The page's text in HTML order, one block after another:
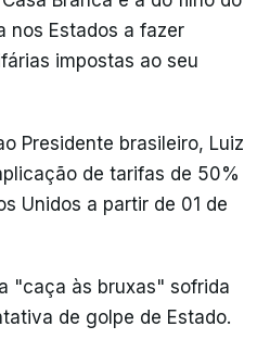
nos Estados a fazer
impostas ao seu
Presidente brasileiro, Luiz
de tarifas de 50%
Unidos a partir de 01 de
"caça às bruxas" sofrida
de golpe de Estado.